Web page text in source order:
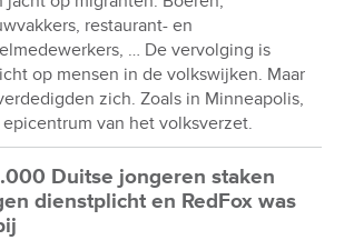
restaurant- en
… De vervolging is
op mensen in de volkswijken. Maar
zich. Zoals in Minneapolis,
van het volksverzet.
Duitse jongeren staken
dienstplicht en RedFox was